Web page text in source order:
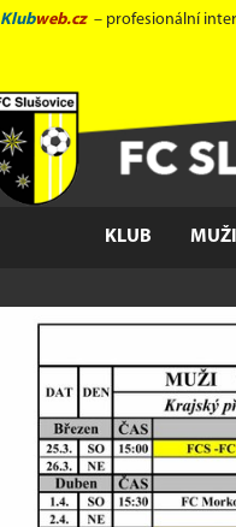
Klubweb.cz – profesionální
KLUB